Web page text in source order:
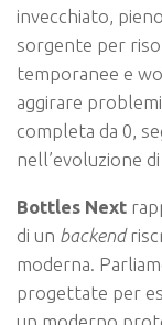
invecchiato,
sorgente per
temporanee e
aggirare
completa da 0,
nell’evoluzione di
Bottles Next
di un backend
moderna.
progettate per